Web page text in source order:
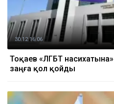
30.12 16:06
Тоқаев «ЛГБТ
заңға қол қойды